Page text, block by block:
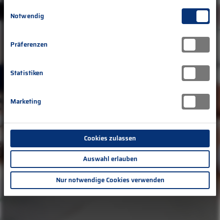
Notwendig
Präferenzen
Statistiken
Marketing
Cookies zulassen
Auswahl erlauben
Nur notwendige Cookies verwenden